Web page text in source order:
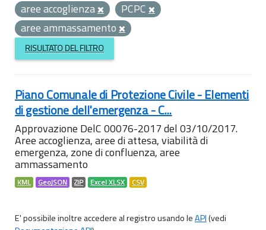
aree accoglienza
PCPC
aree ammassamento
RISULTATO DEL FILTRO
Piano Comunale di Protezione Civile - Elementi
di gestione dell'emergenza - C...
Approvazione DelC 00076-2017 del 03/10/2017.
Aree accoglienza, aree di attesa, viabilità di
emergenza, zone di confluenza, aree
ammassamento
KML GeoJSON ZIP Excel XLSX CSV
E' possibile inoltre accedere al registro usando leAPI(vedi